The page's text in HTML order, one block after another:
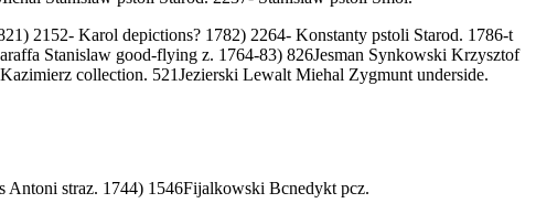
2152- Karol depictions? 1782) 2264- Konstanty pstoli Starod. 1786-t
Stanislaw good-flying z. 1764-83) 826Jesman Synkowski Krzysztof
collection. 521Jezierski Lewalt Miehal Zygmunt underside.
Antoni straz. 1744) 1546Fijalkowski Bcnedykt pcz.